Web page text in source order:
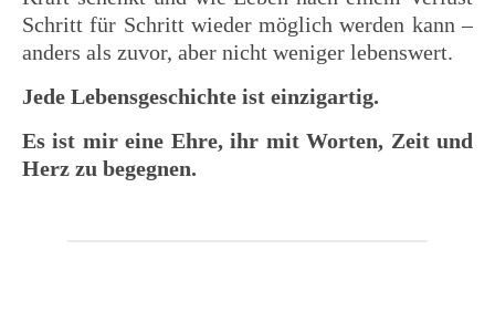
Schritt für Schritt wieder möglich werden kann –
anders als zuvor, aber nicht weniger lebenswert.
Jede Lebensgeschichte ist einzigartig.
Es ist mir eine Ehre, ihr mit Worten, Zeit und
Herz zu begegnen.